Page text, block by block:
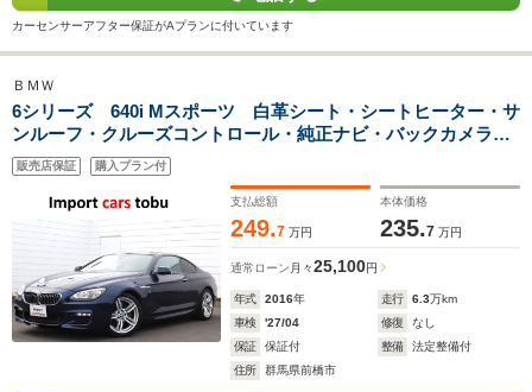
カーセンサーアフター保証がAプランに付いています
ＢＭＷ
6シリーズ 640i Mスポーツ 白革シート・シートヒーター・サ
ンルーフ・クルーズコントロール・純正ナビ・バックカメラ・
フルセグ・LEDヘッドライト
販売店保証 購入プラン付
支払総額
249.7 万円
本体価格
235.7 万円
通常ローン 月々25,100円
年式 2016年 走行 6.3万km
車検
'27/04 修復
なし
保証
保証付 整備
法定整備付
住所
群馬県前橋市